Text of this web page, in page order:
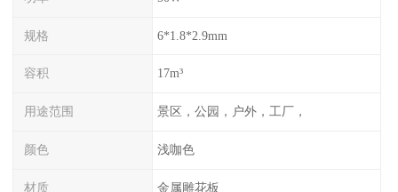
规格 6*1.8*2.9mm
容积 17m³
用途范围 景区，公园，户外，工厂，
颜色 浅咖色
材质 金属雕花板